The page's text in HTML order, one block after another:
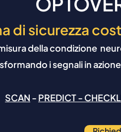
di sicurezza
della condizione
i segnali in
SCAN - PREDICT -